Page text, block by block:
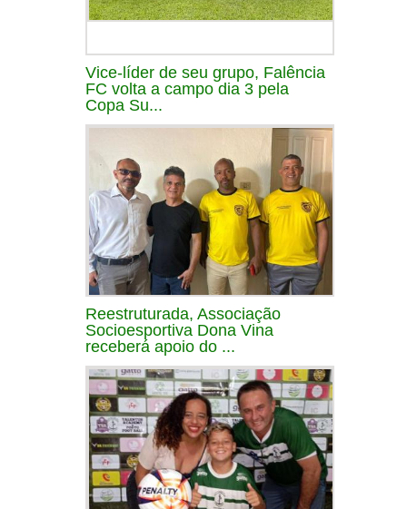
Vice-líder de seu grupo, Falência
FC volta a campo dia 3 pela
Copa Su...
Reestruturada, Associação
Socioesportiva Dona Vina
receberá apoio do ...